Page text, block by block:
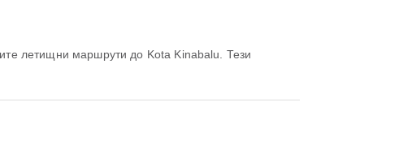
летищни маршрути до Kota Kinabalu. Тези